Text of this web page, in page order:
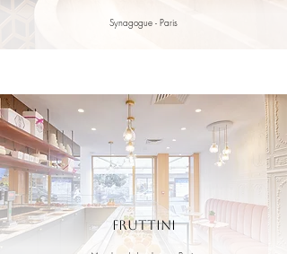
Synagogue - Paris
FRUTTINI